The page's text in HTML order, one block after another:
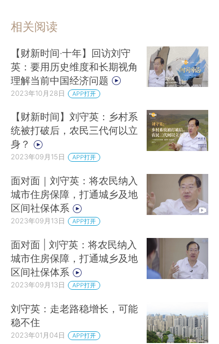
相关阅读
【财新时间·十年】回访刘守
英：要用历史维度和长期视角
理解当前中国经济问题
2023年10月28日 APP打开
【财新时间】刘守英：乡村系
统被打破后，农民三代何以立
身？
2023年09月15日 APP打开
面对面｜刘守英：将农民纳入
城市住房保障，打通城乡及地
区间社保体系
2023年09月13日 APP打开
面对面 | 刘守英：将农民纳入
城市住房保障，打通城乡及地
区间社保体系
2023年09月13日 APP打开
刘守英：走老路稳增长，可能
稳不住
2023年01月04日 APP打开